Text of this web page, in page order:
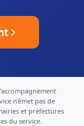
n'émet pas de
et préfectures
du service.